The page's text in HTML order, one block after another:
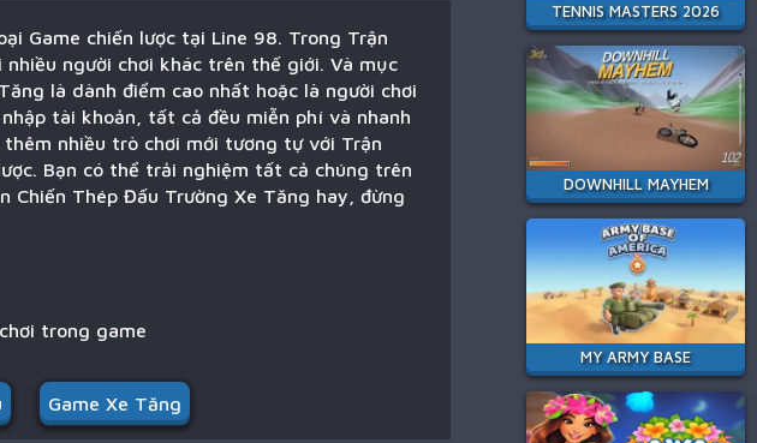
Game chiến lược tại Line 98. Trong Trận
người chơi khác trên thế giới. Và mục
là dành điểm cao nhất hoặc là người chơi
tài khoản, tất cả đều miễn phí và nhanh
nhiều trò chơi mới tương tự với Trận
Bạn có thể trải nghiệm tất cả chúng trên
Chiến Thép Đấu Trường Xe Tăng hay, đừng
trong game
Game Xe Tăng
TENNIS MASTERS 2026
DOWNHILL MAYHEM
MY ARMY BASE